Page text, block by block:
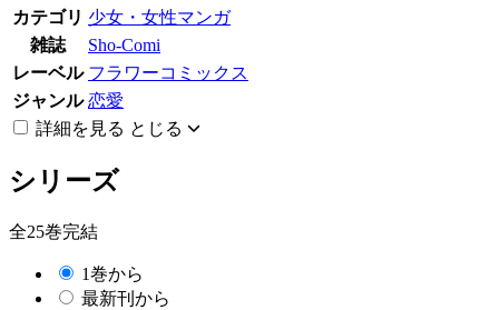
カテゴリ 少女・女性マンガ
雑誌
Sho-Comi
レーベル フラワーコミックス
ジャンル 恋愛
詳細を見る とじる
シリーズ
全25巻完結
1巻から
最新刊から